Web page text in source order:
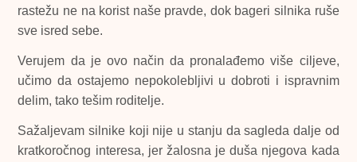
rastežu ne na korist naše pravde, dok bageri silnika ruše
sve isred sebe.
Verujem da je ovo način da pronalađemo više ciljeve,
učimo da ostajemo nepokolebljivi u dobroti i ispravnim
delim, tako tešim roditelje.
Sažaljevam silnike koji nije u stanju da sagleda dalje od
kratkoročnog interesa, jer žalosna je duša njegova kada